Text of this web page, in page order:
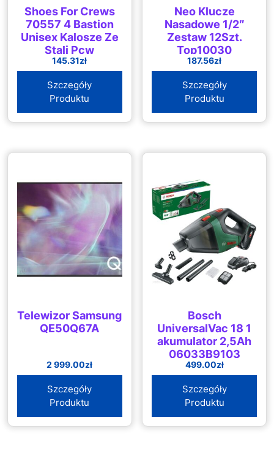
Shoes For Crews
70557 4 Bastion
Unisex Kalosze Ze
Stali Pcw
Wellington
145.31zł
Szczegóły
Produktu
Neo Klucze
Nasadowe 1/2″
Zestaw 12Szt.
Top10030
187.56zł
Szczegóły
Produktu
Telewizor Samsung
QE50Q67A
2 999.00zł
Szczegóły
Produktu
Bosch
UniversalVac 18 1
akumulator 2,5Ah
06033B9103
499.00zł
Szczegóły
Produktu